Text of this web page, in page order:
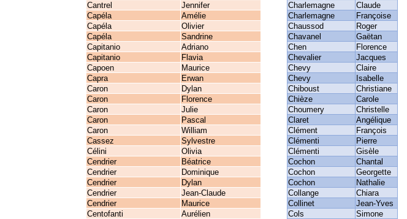
Cantrel
Jennifer Charlemagne Claude
Capéla
Amélie Charlemagne Françoise
Capéla
Olivier Chaussod Roger
Capéla
Sandrine Chavanel Gaëtan
Capitanio
Adriano Chen Florence
Capitanio
Flavia Chevalier Jacques
Capoen
Maurice Chevy Claire
Capra
Erwan Chevy Isabelle
Caron
Dylan Chiboust Christiane
Caron
Florence Chièze Carole
Caron
Julie Choumery Christelle
Caron
Pascal Claret Angélique
Caron
William Clément François
Cassez
Sylvestre Clémenti Pierre
Célini
Olivia Clémenti
Gisèle
Cendrier
Béatrice Cochon
Chantal
Cendrier
Dominique Cochon
Georgette
Cendrier
Dylan Cochon
Nathalie
Cendrier
Jean-Claude Collange
Chiara
Cendrier
Maurice Collinet
Jean-Yves
Centofanti
Aurélien Cols
Simone